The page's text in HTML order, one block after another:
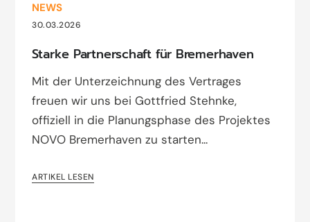
NEWS
30.03.2026
Starke Partnerschaft für Bremerhaven
Mit der Unterzeichnung des Vertrages
freuen wir uns bei Gottfried Stehnke,
offiziell in die Planungsphase des Projektes
NOVO Bremerhaven zu starten...
ARTIKEL LESEN